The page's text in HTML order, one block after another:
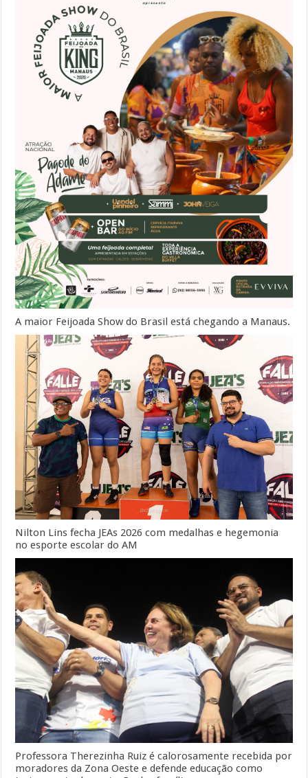
A maior Feijoada Show do Brasil está chegando a Manaus.
Nilton Lins fecha JEAs 2026 com medalhas e hegemonia
no esporte escolar do AM
Professora Therezinha Ruiz é calorosamente recebida por
moradores da Zona Oeste e defende educação como